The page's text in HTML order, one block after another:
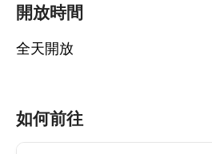
開放時間
全天開放
如何前往